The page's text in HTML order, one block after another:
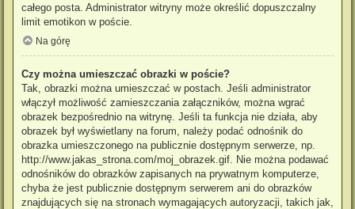
całego posta. Administrator witryny może określić dopuszczalny
limit emotikon w poście.
Na górę
Czy można umieszczać obrazki w poście?
Tak, obrazki można umieszczać w postach. Jeśli administrator
włączył możliwość zamieszczania załączników, można wgrać
obrazek bezpośrednio na witrynę. Jeśli ta funkcja nie działa, aby
obrazek był wyświetlany na forum, należy podać odnośnik do
obrazka umieszczonego na publicznie dostępnym serwerze, np.
http://www.jakas_strona.com/moj_obrazek.gif. Nie można podawać
odnośników do obrazków zapisanych na prywatnym komputerze,
chyba że jest publicznie dostępnym serwerem ani do obrazków
znajdujących się na stronach wymagających autoryzacji, takich jak,